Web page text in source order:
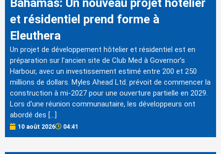
Bahamas: Un nouveau projet hôtelier
et résidentiel prend forme à
Eleuthera
Un projet de développement hôtelier et résidentiel est en
préparation sur l'ancien site de Club Med à Governor’s
Harbour, avec un investissement estimé entre 200 et 250
millions de dollars. Myles Ahead Ltd. prévoit de commencer la
construction à mi-2027 pour une ouverture partielle en 2029.
Lors d'une réunion communautaire, les développeurs ont
abordé des […]
10 août 2026 04:41